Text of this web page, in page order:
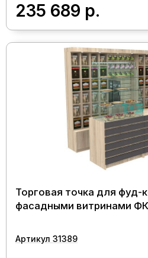
235 689 р.
Торговая точка для фуд-
фасадными витринами
Артикул 31389